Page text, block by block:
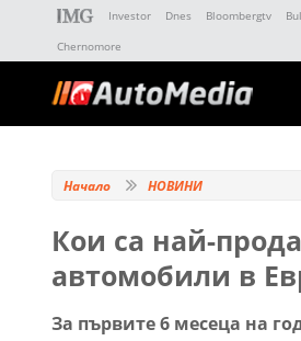
Investor Dnes Bloombergtv
Chernomore
Начало НОВИНИ
Кои са най-
автомобили в
За първите 6 месеца на